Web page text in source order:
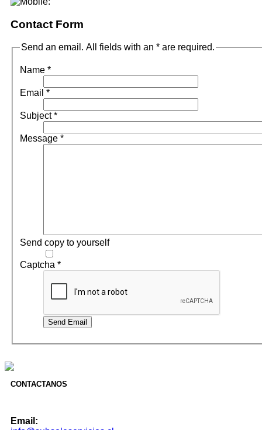
Contact Form
Send an email. All fields with an * are required.
Name *
Email *
Subject*
Message *
Send copy to yourself
Captcha *
Send Email
CONTACTANOS
Email: